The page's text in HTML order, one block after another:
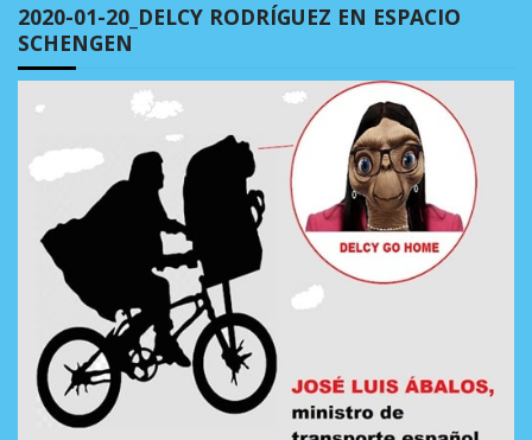
2020-01-20_DELCY RODRÍGUEZ EN ESPACIO
SCHENGEN